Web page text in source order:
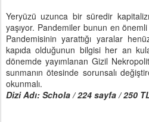
Yeryüzü uzunca bir süredir
yaşıyor. Pandemiler bunun en
Pandemisinin yarattığı yaralar
kapıda olduğunun bilgisi her an
dönemde yayımlanan Gizil
sunmanın ötesinde sorunsalı
okunmalı.
Dizi Adı: Schola / 224 sayfa / 250